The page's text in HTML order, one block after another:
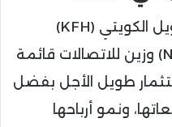
تتصدر أسهم مثل بيت التمويل الكويتي (KFH)
والبنك الوطني الكويتي (NBK) وزين للاتصالات قائمة
طويل الأجل بفضل
ونمو أرباحها